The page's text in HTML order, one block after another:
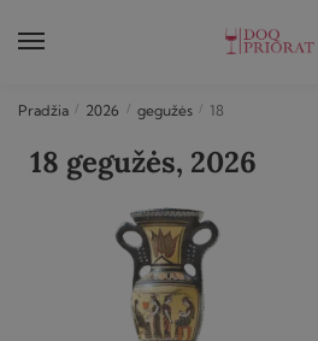
Pradžia / 2026 / gegužės / 18
18 gegužės, 2026